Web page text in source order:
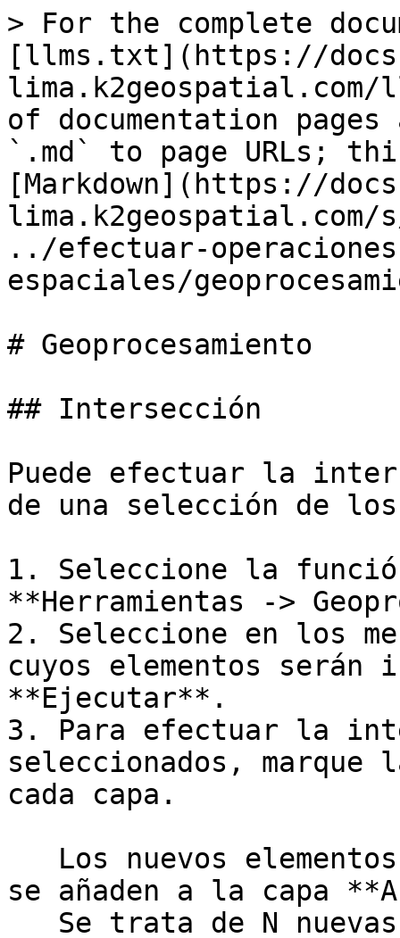
> For the complete
[llms.txt](https://
of documentation
`.md` to page URLs;
[Markdown](https://
../efectuar-
espaciales/
# Geoprocesamiento
## Intersección
Puede efectuar la
de una selección de
1. Seleccione la
**Herramientas ->
2. Seleccione en los
cuyos elementos serán
**Ejecutar**.
3. Para efectuar la
seleccionados,
cada capa.
se añaden a la capa